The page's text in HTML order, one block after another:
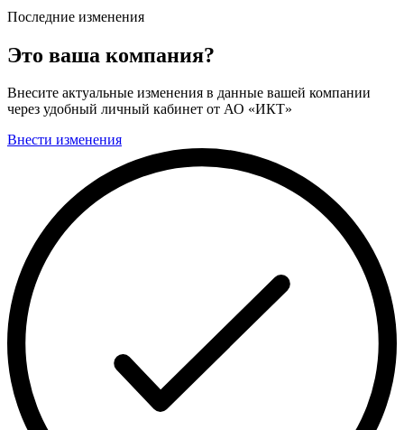
Последние изменения
Это ваша компания?
Внесите актуальные изменения в данные вашей компании
через удобный личный кабинет от АО «ИКТ»
Внести изменения